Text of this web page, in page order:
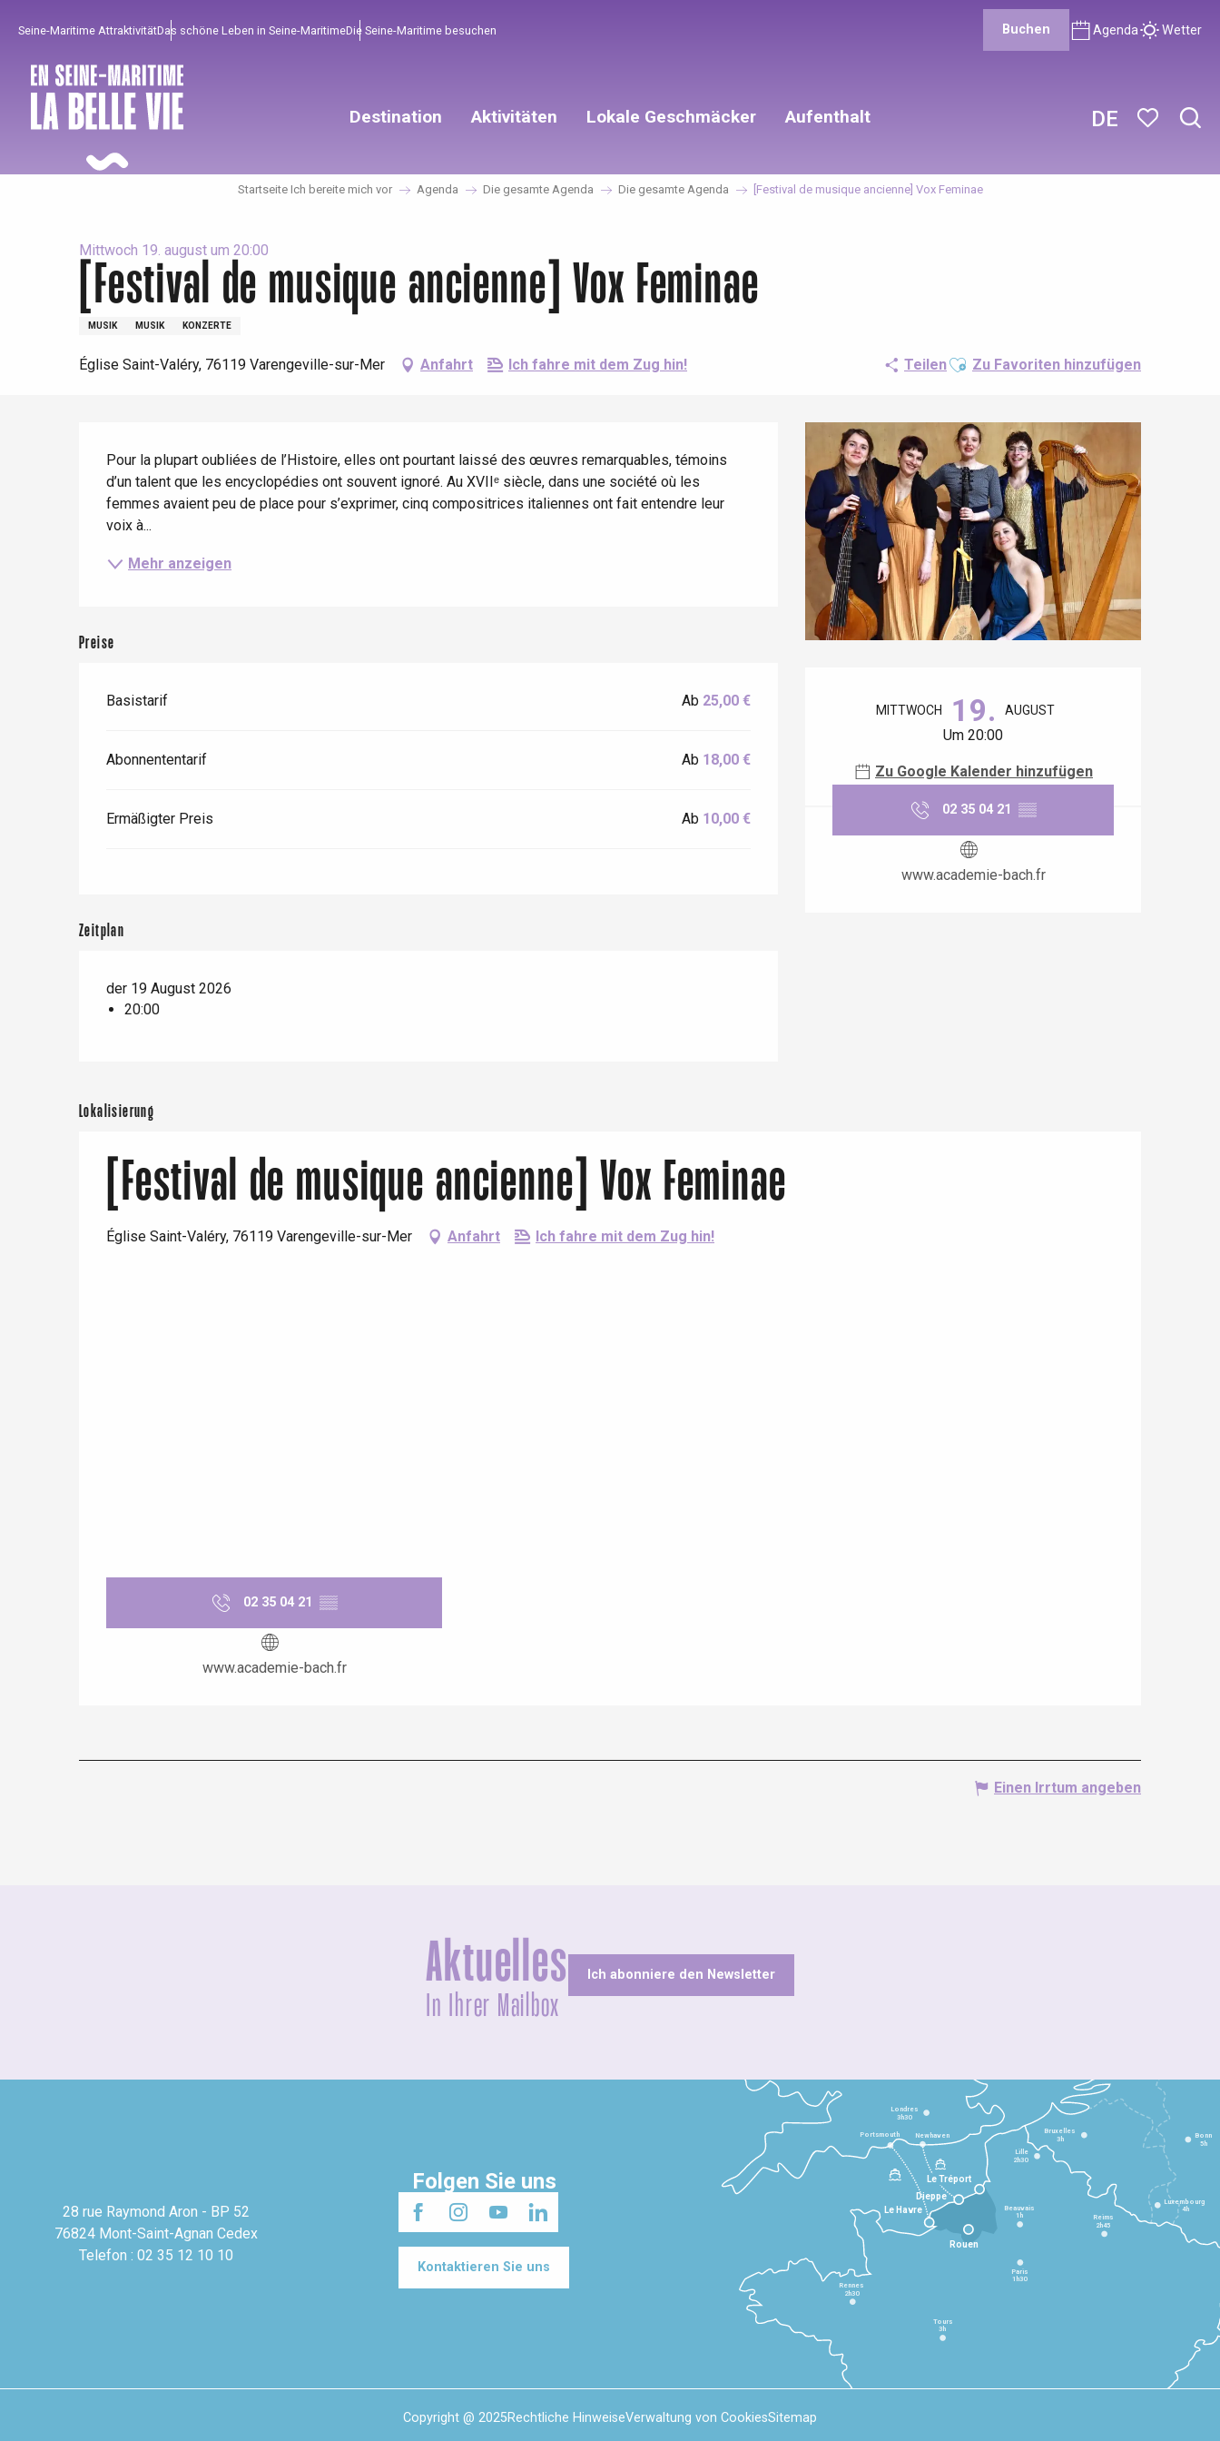
principal
DE
Seine-Maritime AttraktivitätDas schöne Leben in Seine-MaritimeDie Seine-Maritime besuchen Buchen Agenda Wetter
Destination
Clères
Paris 1h30
Aktivitäten
Um zu profitieren
Die gesamte Agenda
Mit den Kindern
Unter Freunden
Lokale Geschmäcker
Unumgänglich
Trendige Orte
Aussicht
Aufenthalt
Gut aus der Heimat !
Aufenthalte am Meer
Fahrradaufenthalte
Startseite Ich bereite mich vor Agenda Die gesamte Agenda Die gesamte Agenda [Festival de musique ancienne] Vox Feminae
Mittwoch 19. august um 20:00
[Festival de musique ancienne] Vox Feminae
MUSIK MUSIK KONZERTE
Église Saint-Valéry, 76119 Varengeville-sur-Mer Anfahrt Ich fahre mit dem Zug hin! TeilenAjouter aux favoris
Zu Favoriten hinzufügen
MITTWOCH 19. AUGUST
Um 20:00
Zu Google Kalender hinzufügen
02 35 04 21 ▒▒
www.academie-bach.fr
Pour la plupart oubliées de l’Histoire, elles ont pourtant laissé des œuvres remarquables, témoins
d’un talent que les encyclopédies ont souvent ignoré. Au XVIIᵉ siècle, dans une société où les
femmes avaient peu de place pour s’exprimer, cinq compositrices italiennes ont fait entendre leur
voix à...
Mehr anzeigen
Preise
Basistarif Ab 25,00 €
Abonnententarif Ab 18,00 €
Ermäßigter Preis Ab 10,00 €
Zeitplan
der 19 August 2026
20:00
Lokalisierung
[Festival de musique ancienne] Vox Feminae
Église Saint-Valéry, 76119 Varengeville-sur-Mer Anfahrt Ich fahre mit dem Zug hin!
02 35 04 21 ▒▒
www.academie-bach.fr
Einen Irrtum angeben
Aktuelles
In Ihrer Mailbox
Ich abonniere den Newsletter
28 rue Raymond Aron - BP 52
76824 Mont-Saint-Agnan Cedex
Telefon : 02 35 12 10 10
Folgen Sie uns
Kontaktieren Sie uns
Le Havre
Dieppe
Le Tréport
Rennes
2h30
Tours
3h
Paris
1h30
Beauvais
1h Reims
2h45
Lille
2h30
Bruxelles
3h
Londres
3h30
Newhaven
Portsmouth Bonn
5h
Luxembourg
4h
Rouen
Copyright @ 2025Rechtliche HinweiseVerwaltung von CookiesSitemap